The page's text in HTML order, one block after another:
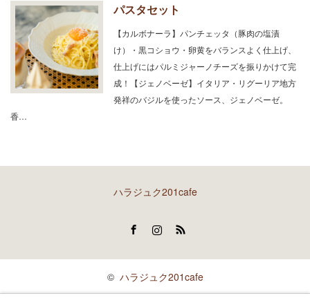
パスタセット
【カルボナーラ】パンチェッタ（豚肉の塩漬
け）・黒コショウ・卵黄をバランスよく仕上げ、
仕上げにはパルミジャーノチーズを振りかけて完
成！【ジェノベーゼ】イタリア・リグーリア地方
発祥のバジルを使ったソース、ジェノベーゼ。
香…
ハラジュク201cafe
© ハラジュク201cafe